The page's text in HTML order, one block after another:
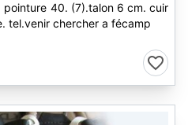
pointure 40. (7).talon 6 cm. cuir
tel.venir chercher a fécamp